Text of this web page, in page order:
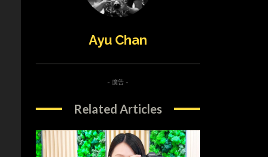
Ayu Chan
- 廣告 -
Related Articles